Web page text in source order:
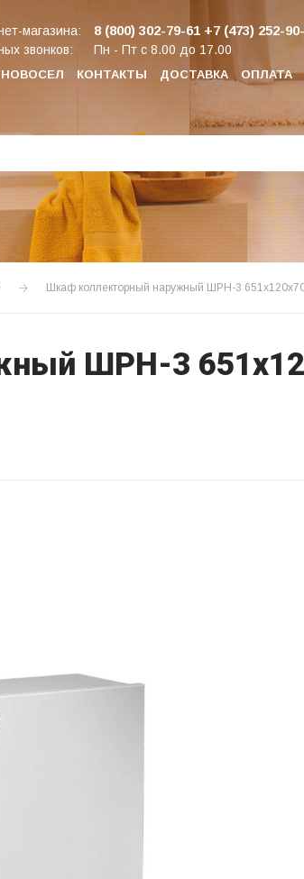
КОНТАКТЫ ДОСТАВКА ОПЛАТА
магазина: 8 (800) 302-79-61 +7 (473) 252-
звонков: Пн - Пт с 8.00 до 17.00
Шкаф коллекторный наружный ШРН-3
ШРН-3